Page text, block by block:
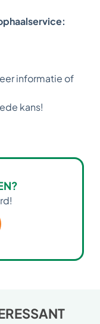
informatie of
kans!